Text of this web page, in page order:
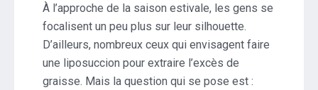
À l’approche de la saison estivale, les gens se
focalisent un peu plus sur leur silhouette.
D’ailleurs, nombreux ceux qui envisagent faire
une liposuccion pour extraire l’excès de
graisse. Mais la question qui se pose est :